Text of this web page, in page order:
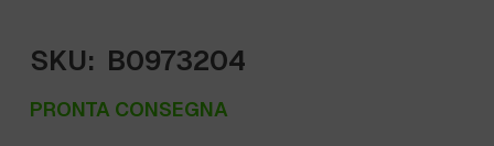
SKU: B0973204
PRONTA CONSEGNA